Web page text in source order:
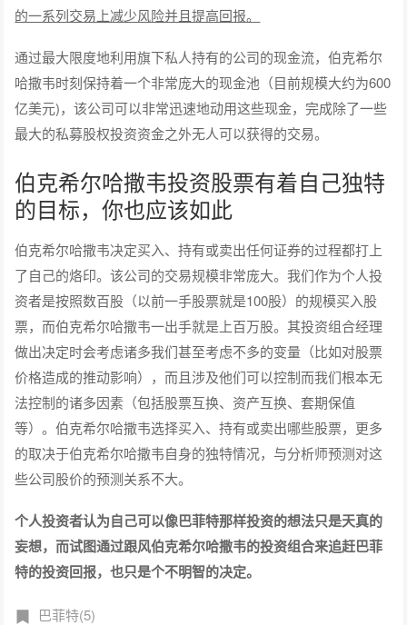
的一系列交易上减少风险并且提高回报。
通过最大限度地利用旗下私人持有的公司的现金流，伯克希尔
哈撒韦时刻保持着一个非常庞大的现金池（目前规模大约为600
亿美元)，该公司可以非常迅速地动用这些现金，完成除了一些
最大的私募股权投资资金之外无人可以获得的交易。
伯克希尔哈撒韦投资股票有着自己独特
的目标，你也应该如此
伯克希尔哈撒韦决定买入、持有或卖出任何证券的过程都打上
了自己的烙印。该公司的交易规模非常庞大。我们作为个人投
资者是按照数百股（以前一手股票就是100股）的规模买入股
票，而伯克希尔哈撒韦一出手就是上百万股。其投资组合经理
做出决定时会考虑诸多我们甚至考虑不多的变量（比如对股票
价格造成的推动影响），而且涉及他们可以控制而我们根本无
法控制的诸多因素（包括股票互换、资产互换、套期保值
等）。伯克希尔哈撒韦选择买入、持有或卖出哪些股票，更多
的取决于伯克希尔哈撒韦自身的独特情况，与分析师预测对这
些公司股价的预测关系不大。
个人投资者认为自己可以像巴菲特那样投资的想法只是天真的
妄想，而试图通过跟风伯克希尔哈撒韦的投资组合来追赶巴菲
特的投资回报，也只是个不明智的决定。
巴菲特(5)